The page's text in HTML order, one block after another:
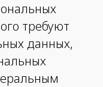
требуют
данных,